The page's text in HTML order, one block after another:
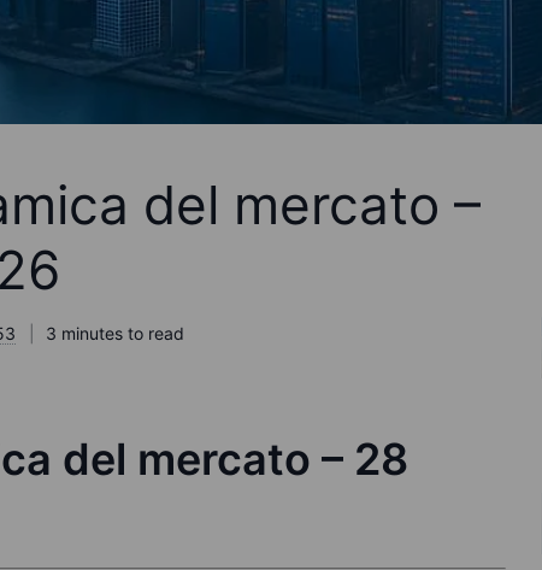
del mercato –
3 minutes to read
del mercato – 28